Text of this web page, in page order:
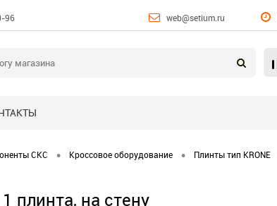
96 web@setium.ru
СКС • Кроссовое оборудование • Плинты тип KRONE
плинта, на стену